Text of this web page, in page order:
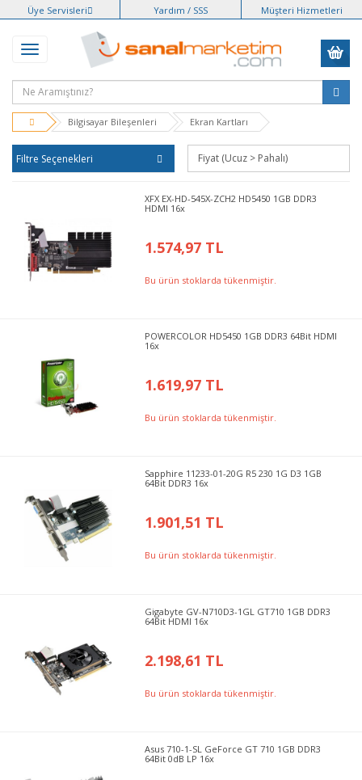
Üye Servisleri Yardım / SSS Müşteri Hizmetleri
Bilgisayar Bileşenleri Ekran Kartları
Filtre Seçenekleri
XFX EX-HD-545X-ZCH2 HD5450 1GB DDR3
HDMI 16x
1.574,97 TL
Bu ürün stoklarda tükenmiştir.
POWERCOLOR HD5450 1GB DDR3 64Bit HDMI
16x
1.619,97 TL
Bu ürün stoklarda tükenmiştir.
Sapphire 11233-01-20G R5 230 1G D3 1GB
64Bit DDR3 16x
1.901,51 TL
Bu ürün stoklarda tükenmiştir.
Gigabyte GV-N710D3-1GL GT710 1GB DDR3
64Bit HDMI 16x
2.198,61 TL
Bu ürün stoklarda tükenmiştir.
Asus 710-1-SL GeForce GT 710 1GB DDR3
64Bit 0dB LP 16x